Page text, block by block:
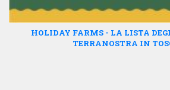
HOLIDAY FARMS - LA LISTA
TERRANOSTRA IN